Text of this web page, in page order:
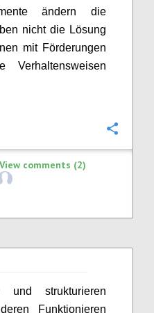
ändern die
nicht die Lösung
mit Förderungen
Verhaltensweisen
comments (2)
und strukturieren
Funktionieren